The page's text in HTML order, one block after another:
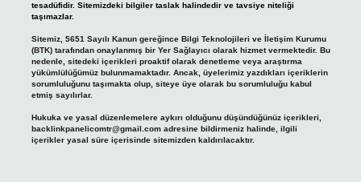
tesadüfidir. Sitemizdeki bilgiler taslak halindedir ve tavsiye niteliği
taşımazlar.
Sitemiz, 5651 Sayılı Kanun gereğince Bilgi Teknolojileri ve İletişim Kurumu
(BTK) tarafından onaylanmış bir Yer Sağlayıcı olarak hizmet vermektedir. Bu
nedenle, sitedeki içerikleri proaktif olarak denetleme veya araştırma
yükümlülüğümüz bulunmamaktadır. Ancak, üyelerimiz yazdıkları içeriklerin
sorumluluğunu taşımakta olup, siteye üye olarak bu sorumluluğu kabul
etmiş sayılırlar.
Hukuka ve yasal düzenlemelere aykırı olduğunu düşündüğünüz içerikleri,
backlinkpanelicomtr@gmail.comadresine bildirmeniz halinde, ilgili
içerikler yasal süre içerisinde sitemizden kaldırılacaktır.